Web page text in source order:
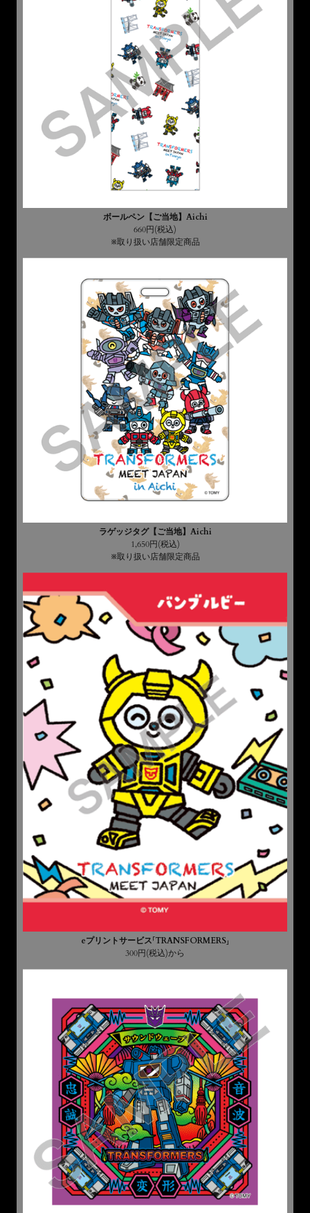
ボールペン【ご当地】Aichi
660円(税込)
※取り扱い店舗限定商品
ラゲッジタグ【ご当地】Aichi
1,650円(税込)
※取り扱い店舗限定商品
eプリントサービス「TRANSFORMERS」
300円(税込)から